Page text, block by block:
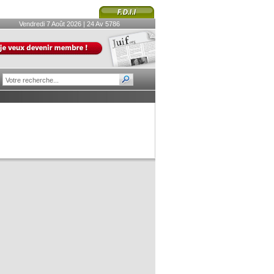
Vendredi 7 Août 2026 | 24 Av 5786